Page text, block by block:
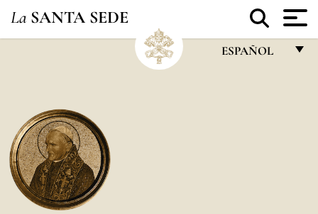
La SANTA SEDE
ESPAÑOL